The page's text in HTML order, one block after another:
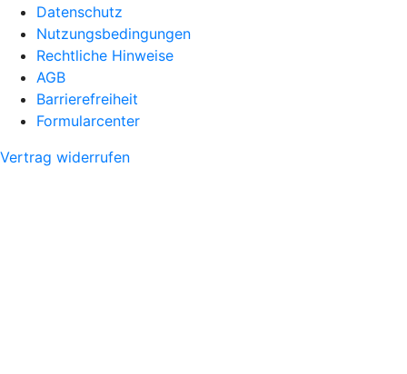
Datenschutz
Nutzungsbedingungen
Rechtliche Hinweise
AGB
Barrierefreiheit
Formularcenter
Vertrag widerrufen